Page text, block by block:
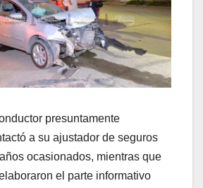
presuntamente
a su ajustador de seguros
ocasionados, mientras que
el parte informativo